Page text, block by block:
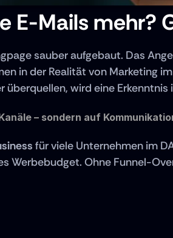
E-Mails mehr?
sauber aufgebaut. Das
in der Realität von Marketing
wird eine Erkenntnis
– sondern auf
für viele Unternehmen im
Werbebudget. Ohne Funnel-